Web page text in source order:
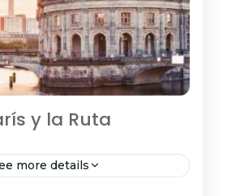
y la Ruta
more details